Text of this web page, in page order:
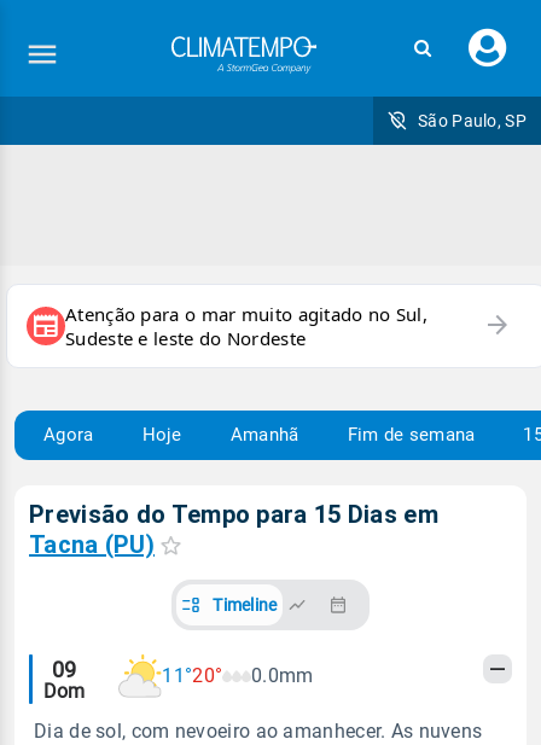
seu
São Paulo, SP
newspaper Atenção para o mar muito agitado no Sul,
Sudeste e leste do Nordeste
arrow_forward
Agora Hoje Amanhã Fim de semana
Previsão do Tempo para 15 Dias em
Tacna (PU)
Timeline
Alertas
meteorológicos
09
Dom
11°20° 0.0mm
Dia de sol, com nevoeiro ao amanhecer. As nuvens